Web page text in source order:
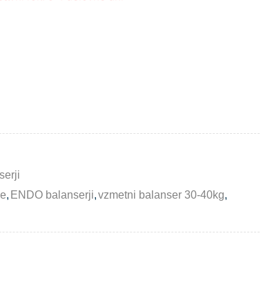
, ENDO balanserji,vzmetni balanser 30-40kg,